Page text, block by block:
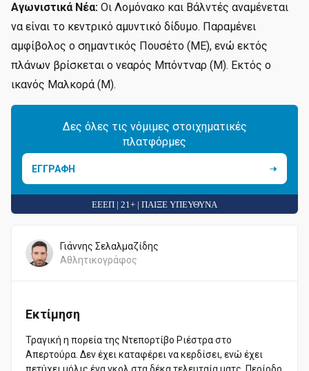
Αγωνιστικά Νέα: Οι Λομόνακο και Βάλντές αναμένεται
να είναι το κεντρικό αμυντικό δίδυμο. Παραμένει
αμφίβολος ο σημαντικός Πουσέτο (ΜΕ), ενώ εκτός
πλάνων βρίσκεται ο νεαρός Μπόντναρ (Μ). Εκτός ο
ικανός Μαλκορά (Μ).
Δες όλες τις νόμιμες στοιχηματικές
πλατφόρμες
ΕΓΓΡΑΦΗ
ΕΕΕΠ | 21+ | ΠΑΙΞΕ ΥΠΕΥΘΥΝΑ
Γιάννης Σελαλμαζίδης
Αθλητικογράφος
Εκτίμηση
Τραγική η πορεία της Ντεπορτίβο Ριέστρα στο
Απερτούρα. Δεν έχει καταφέρει να κερδίσει, ενώ έχει